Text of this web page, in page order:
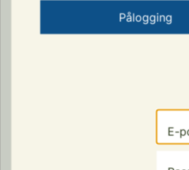
Pålogging
virksomheter i Buskerud (unntatt
Fyll ut skjema for hvert låne- og
Søknaden må være undertegnet